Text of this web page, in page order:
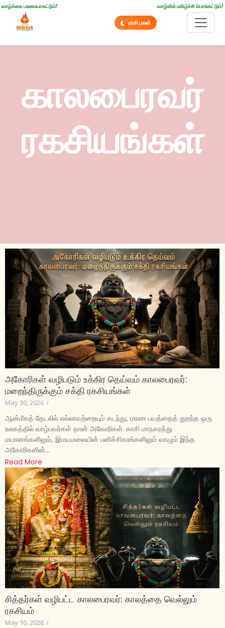
வாழ்க்கை பசுமையாகட்டும்! வாழ்வில் மகிழ்ச்சி பொங்கட்டும்!
ராசி பலன்
காலபைரவர்
ரகசியங்கள்
அகோரிகள் வழிபடும் உக்கிர தெய்வம் காலபைரவர்:
மறைந்திருக்கும் சக்தி ரகசியங்கள்
May 30, 2026 /
ஆன்மீகத் தேடலில் எல்லாவற்றையும் கடந்து, மரண பயத்தைத் துறந்த ஒரு
உலகத்தில் வாழ்பவர்கள் தான் அகோரிகள். காசி மாநகரத்து
மயானங்களிலும், இமயமலையின் பனிச்சிகரங்களிலும் வாழும் இந்த
அகோரிகளின்...
Read More
சித்தர்கள் வழிபட்ட காலபைரவர்: காலத்தை வெல்லும்
ரகசியம்
May 10, 2026 /